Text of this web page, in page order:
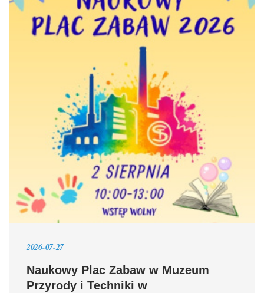
2026-07-27
Naukowy Plac Zabaw w Muzeum
Przyrody i Techniki w